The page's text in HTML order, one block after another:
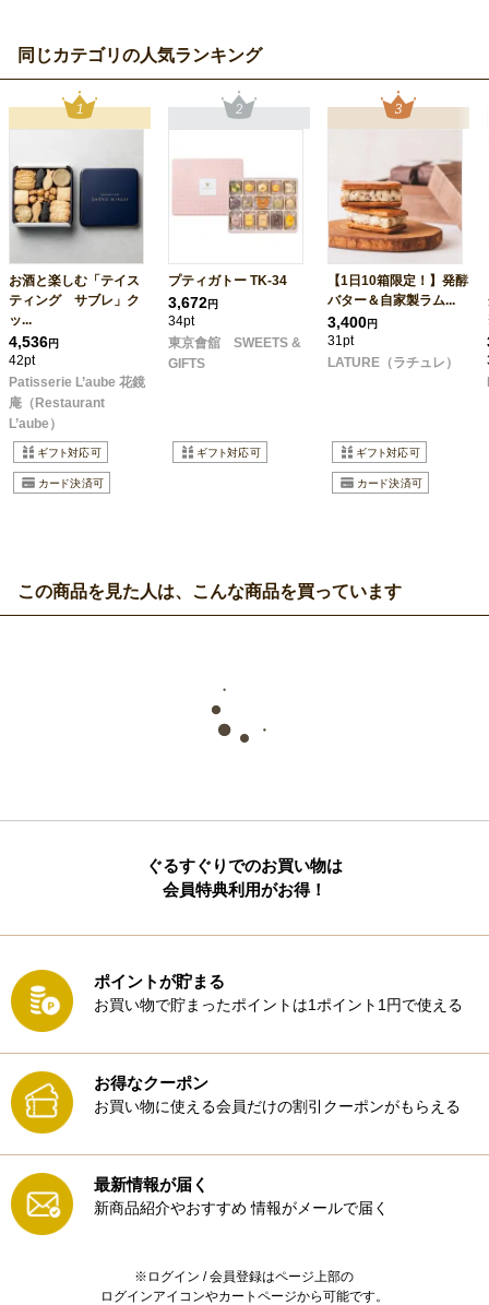
同じカテゴリの人気ランキング
お酒と楽しむ「テイス
ティング サブレ」ク
ッ...
4,536円
42pt
Patisserie L’aube 花鏡
庵（Restaurant
L’aube）
プティガトー TK-34
3,672円
34pt
東京會舘 SWEETS &
GIFTS
【1日10箱限定！】発酵
バター＆自家製ラム...
3,400円
31pt
LATURE（ラチュレ）
この商品を見た人は、こんな商品を買っています
ぐるすぐりでのお買い物は
会員特典利用がお得！
ポイントが貯まる
お買い物で貯まったポイントは1ポイント1円で使える
お得なクーポン
お買い物に使える会員だけの割引クーポンがもらえる
最新情報が届く
新商品紹介やおすすめ 情報がメールで届く
※ログイン / 会員登録はページ上部の
ログインアイコンやカートページから可能です。